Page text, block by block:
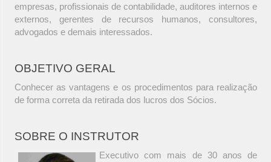
empresas, profissionais de contabilidade, auditores internos e
externos, gerentes de recursos humanos, consultores,
advogados e demais interessados.
OBJETIVO GERAL
Conhecer as vantagens e os procedimentos para realização
de forma correta da retirada dos lucros dos Sócios.
SOBRE O INSTRUTOR
Executivo com mais de 30 anos de